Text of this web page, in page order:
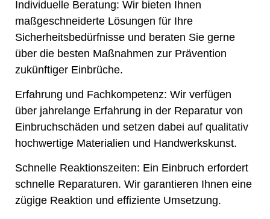
Individuelle Beratung: Wir bieten Ihnen
maßgeschneiderte Lösungen für Ihre
Sicherheitsbedürfnisse und beraten Sie gerne
über die besten Maßnahmen zur Prävention
zukünftiger Einbrüche.
Erfahrung und Fachkompetenz: Wir verfügen
über jahrelange Erfahrung in der Reparatur von
Einbruchschäden und setzen dabei auf qualitativ
hochwertige Materialien und Handwerkskunst.
Schnelle Reaktionszeiten: Ein Einbruch erfordert
schnelle Reparaturen. Wir garantieren Ihnen eine
zügige Reaktion und effiziente Umsetzung.